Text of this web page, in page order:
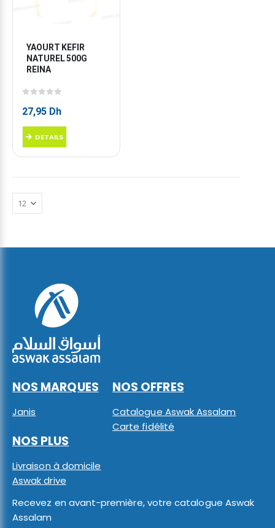
YAOURT KEFIR
NATUREL 500G
REINA
27,95 Dh
DETAILS
NOS MARQUES
Janis
NOS OFFRES
Catalogue Aswak Assalam
Carte fidélité
NOS PLUS
Livraison à domicile
Aswak drive
Recevez en avant-première, votre catalogue Aswak
Assalam